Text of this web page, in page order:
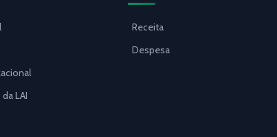
LAI
Receita
Despesa